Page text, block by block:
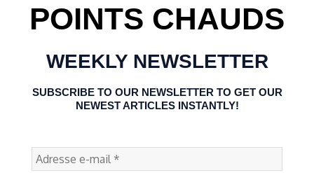
POINTS CHAUDS
WEEKLY NEWSLETTER
SUBSCRIBE TO OUR NEWSLETTER TO GET OUR
NEWEST ARTICLES INSTANTLY!